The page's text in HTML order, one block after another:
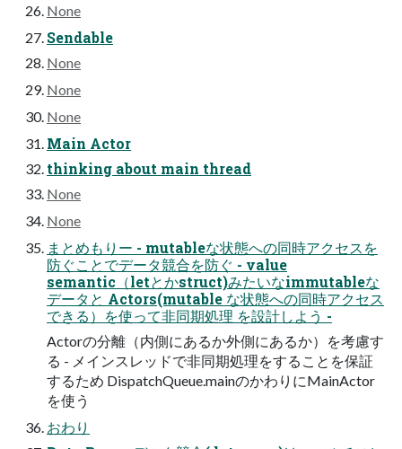
None
Sendable
None
None
None
Main Actor
thinking about main thread
None
None
まとめもりー - mutableな状態への同時アクセスを
防ぐことでデータ競合を防ぐ - value
semantic（letとかstruct)みたいなimmutableな
データと Actors(mutable な状態への同時アクセス
できる）を使って非同期処理 を設計しよう -
Actorの分離（内側にあるか外側にあるか）を考慮す
る - メインスレッドで非同期処理をすることを保証
するため DispatchQueue.mainのかわりにMainActor
を使う
おわり